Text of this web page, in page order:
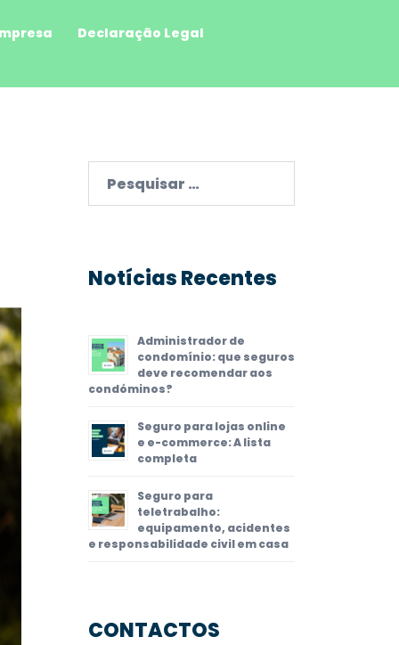
Declaração Legal
por:
Notícias Recentes
Administrador de
condomínio: que seguros
deve recomendar aos
condóminos?
Seguro para lojas online
e e-commerce: A lista
completa
Seguro para
teletrabalho:
equipamento, acidentes
e responsabilidade civil em casa
CONTACTOS